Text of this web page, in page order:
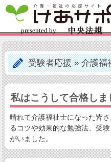
受験者応援»介護福
私はこうして合格しま
晴れて介護福祉士になった皆
るコツや効果的な勉強法、受
がいました。